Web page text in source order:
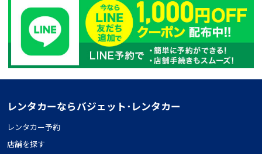
レンタカーならバジェット･レンタカー
レンタカー予約
店舗を探す